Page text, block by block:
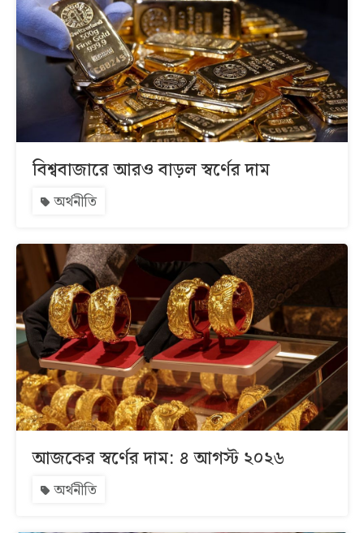
বিশ্ববাজারে আরও বাড়ল স্বর্ণের দাম
অর্থনীতি
আজকের স্বর্ণের দাম: ৪ আগস্ট ২০২৬
অর্থনীতি